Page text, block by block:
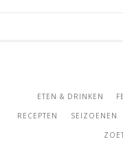
ETEN & DRINKEN
RECEPTEN
SEIZOENEN